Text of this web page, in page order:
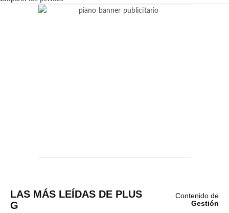
LAS MÁS LEÍDAS DE PLUS
G
Contenido de
Gestión